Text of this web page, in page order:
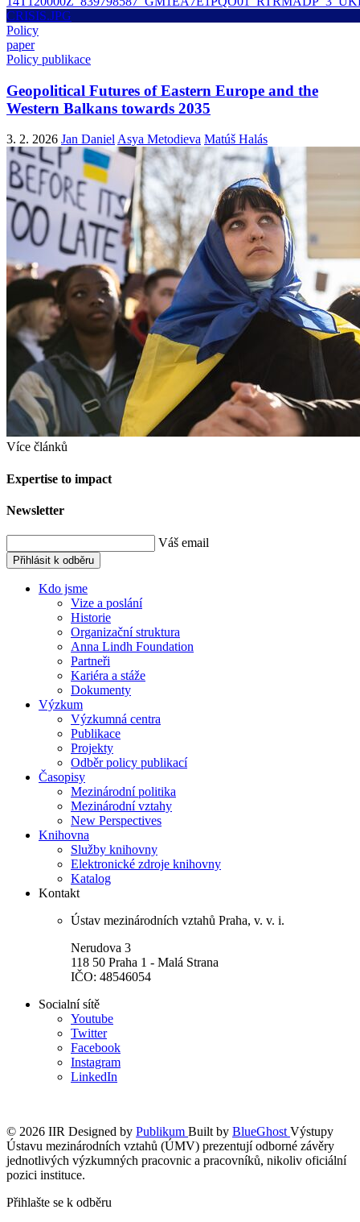
Policy
paper
Policy publikace
Geopolitical Futures of Eastern Europe and the
Western Balkans towards 2035
3. 2. 2026 Jan DanielAsya Metodieva Matúš Halás
Více článků
Expertise to impact
Newsletter
Váš email
Přihlásit k odběru
Kdo jsme
Vize a poslání
Historie
Organizační struktura
Anna Lindh Foundation
Partneři
Kariéra a stáže
Dokumenty
Výzkum
Výzkumná centra
Publikace
Projekty
Odběr policy publikací
Časopisy
Mezinárodní politika
Mezinárodní vztahy
New Perspectives
Knihovna
Služby knihovny
Elektronické zdroje knihovny
Katalog
Kontakt
Ústav mezinárodních vztahů Praha, v. v. i.
Nerudova 3
118 50 Praha 1 - Malá Strana
IČO: 48546054
Socialní sítě
Youtube
Twitter
Facebook
Instagram
LinkedIn
© 2026 IIR Designed by Publikum Built by BlueGhost Výstupy
Ústavu mezinárodních vztahů (ÚMV) prezentují odborné závěry
jednotlivých výzkumných pracovnic a pracovníků, nikoliv oficiální
pozici instituce.
Přihlašte se k odběru